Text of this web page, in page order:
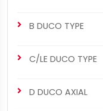
B DUCO TYPE
C/LE DUCO TYPE
D DUCO AXIAL